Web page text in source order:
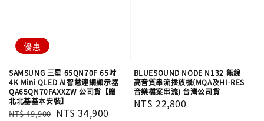
優惠
SAMSUNG 三星 65QN70F 65吋
4K Mini QLED AI智慧連網顯示器
QA65QN70FAXXZW 公司貨【贈
北北基基本安裝】
Regular
NT$ 49,900 Sale
NT$ 34,900
BLUESOUND NODE N132 無線
高音質串流播放機(MQA及HI-RES
音樂檔案串流) 台灣公司貨
Regular
NT$ 22,800